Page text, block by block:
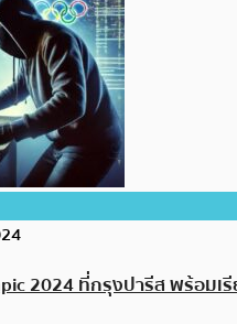
2024 ที่กรุงปารีส พร้อมเ